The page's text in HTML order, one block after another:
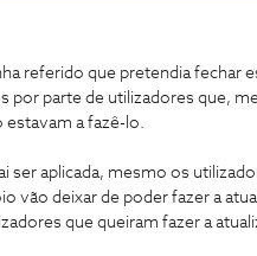
referido que pretendia fechar
por parte de utilizadores que,
estavam a fazê-lo.
ser aplicada, mesmo os
vão deixar de poder fazer a
que queiram fazer a